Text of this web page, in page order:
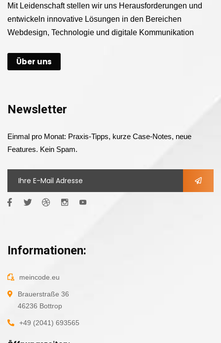
Mit Leidenschaft stellen wir uns Herausforderungen und
entwickeln innovative Lösungen in den Bereichen
Webdesign, Technologie und digitale Kommunikation
Über uns
Newsletter
Einmal pro Monat: Praxis-Tipps, kurze Case-Notes, neue
Features. Kein Spam.
Informationen:
meincode.eu
Brauerstraße 36
46236 Bottrop
+49 (2041) 693565